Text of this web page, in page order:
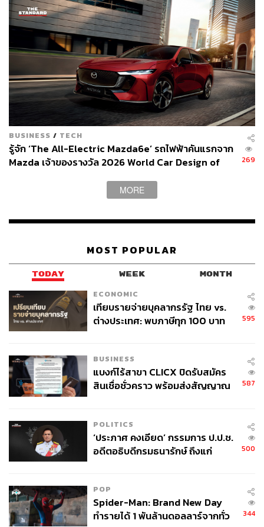
การทดสอบของ The Pizza Company ในครั้งนี้เป็นการเข้า
มาตอกย้ำภาพการจัดส่งอาหารด้วยคุณภาพสูงที่สุด เร็วที่สุด
จากที่ผ่านมา The Pizza Company มีเทคโนโลยี Hot Bag
กระเป๋าเก็บความร้อนที่ทำให้พิซซ่าใหม่เหมือนเพิ่งออกจาก
เตา การันตีเวลาจัดส่งภายใน 30 นาที ผ่านการสั่งพิซซ่าหลาก
หลายช่องทาง ทั้งโทร 1112 เว็บไซต์ และแอปพลิเคชัน
ปรับวิธีการจัดส่งใหม่ด้วย Zero Touch เดลิเวอรีที่ลดการ
สัมผัส และ Safety Seal ปิดทุกกล่องก่อนออกจากร้าน
ความปลอดภัยและความเป็นส่วนตัวของประชาชน รวมถึง
ศึกษาและเตรียมความพร้อมในลำดับต่อไป
หากกฎหมายและระเบียบข้อบังคับอนุญาตเมื่อไร เตรียมบอก
เพราะภาพต่อไปที่เราจะได้เห็นคือภาพของ ‘โดรน’ ที่บินมา
ส่งพิซซ่าแบบล้ำๆ ถึงหน้าบ้านอย่างแน่นอน
BUSINESS / TECH
รู้จัก ‘The All-Electric Mazda6e’ รถไฟฟ้าคันแรกจาก
Mazda เจ้าของรางวัล 2026 World Car Design of
269
MORE
MOST POPULAR
TODAY WEEK MONTH
ECONOMIC
เทียบรายจ่ายบุคลากรรัฐ ไทย vs.
ต่างประเทศ: พบภาษีทุก 100 บาท
595
BUSINESS
แบงก์ไร้สาขา CLICX ปิดรับสมัคร
สินเชื่อชั่วคราว พร้อมส่งสัญญาณ
587
POLITICS
‘ประภาศ คงเอียด’ กรรมการ ป.ป.ช.
อดีตอธิบดีกรมธนารักษ์ ถึงแก่
500
POP
Spider-Man: Brand New Day
ทำรายได้ 1 พันล้านดอลลาร์จากทั่ว
344